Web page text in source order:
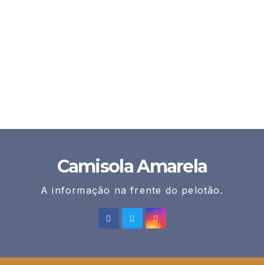
Camisola Amarela
A informação na frente do pelotão.